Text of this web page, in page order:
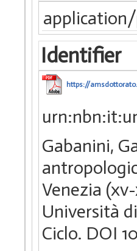
Identifier
https://
Gabanini,
Venezia
Università
Ciclo. DOI